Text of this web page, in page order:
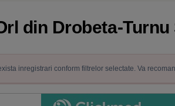
din Drobeta-
inregistrari conform filtrelor selectate. Va